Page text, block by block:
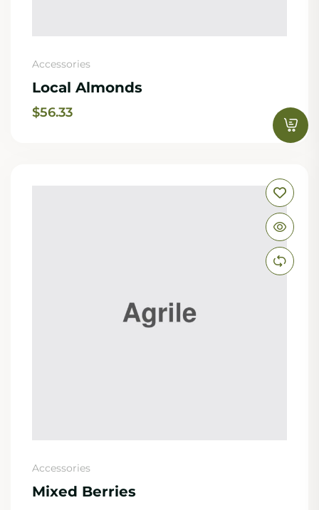
Accessories
Local Almonds
$56.33
Accessories
Mixed Berries